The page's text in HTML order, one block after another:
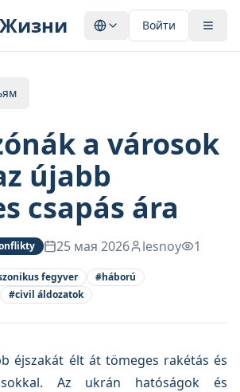
Войти
a városok
újabb
csapás ára
25 мая 2026 lesnoy 1
fegyver #háború
#civil áldozatok
éjszakát élt át tömeges rakétás és
Az ukrán hatóságok és